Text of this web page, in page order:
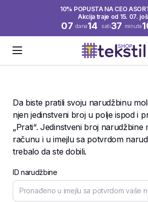
10% POPUSTA NA CEO
Akcija traje od 15. 07.
07 dana14 sati37 minuta
Da biste pratili svoju narudžbinu
njen jedinstveni broj u polje ispod i
„Prati“. Jedinstveni broj narudžbine
računu i u imejlu sa potvrdom
trebalo da ste dobili.
ID narudžbine